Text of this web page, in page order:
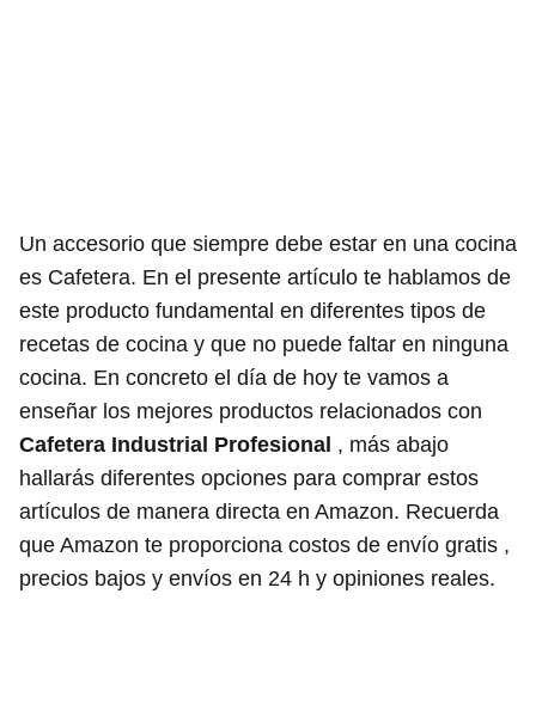
Un accesorio que siempre debe estar en una cocina
es Cafetera. En el presente artículo te hablamos de
este producto fundamental en diferentes tipos de
recetas de cocina y que no puede faltar en ninguna
cocina. En concreto el día de hoy te vamos a
enseñar los mejores productos relacionados con
Cafetera Industrial Profesional , más abajo
hallarás diferentes opciones para comprar estos
artículos de manera directa en Amazon. Recuerda
que Amazon te proporciona costos de envío gratis ,
precios bajos y envíos en 24 h y opiniones reales.